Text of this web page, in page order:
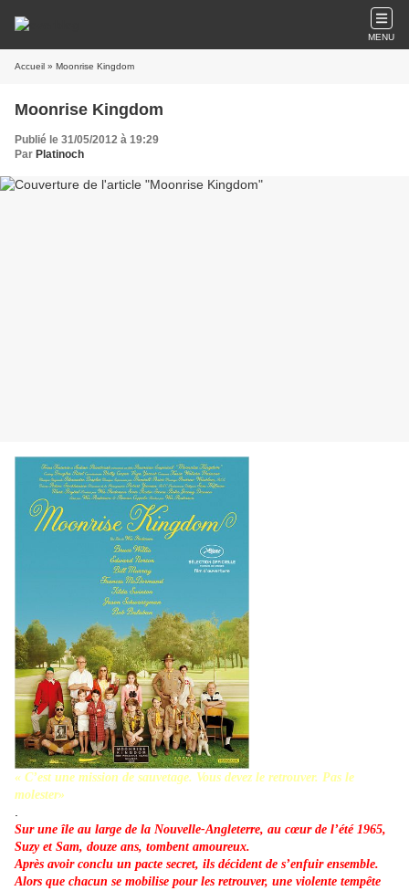
MENU
Accueil » Moonrise Kingdom
Moonrise Kingdom
Publié le 31/05/2012 à 19:29
Par Platinoch
« C’est une mission de sauvetage. Vous devez le retrouver. Pas le
molester»
.
Sur une île au large de la Nouvelle-Angleterre, au cœur de l’été 1965,
Suzy et Sam, douze ans, tombent amoureux.
Après avoir conclu un pacte secret, ils décident de s’enfuir ensemble.
Alors que chacun se mobilise pour les retrouver, une violente tempête